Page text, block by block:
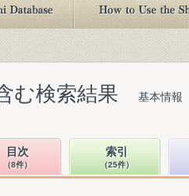
む検索結果 基本情報
目次
（8件）
索引
（25件）